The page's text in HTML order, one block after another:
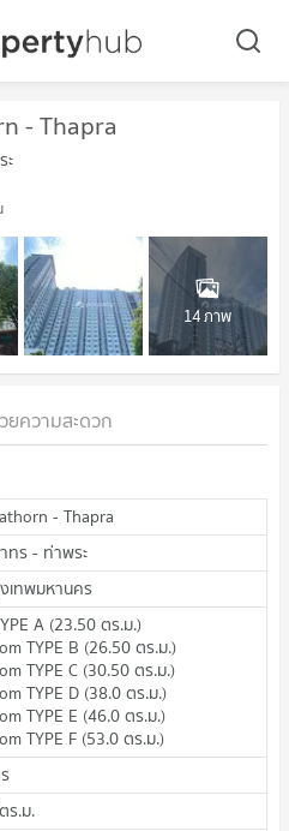
- Thapra
14 ภาพ
ยความสะดวก
- Thapra
ทร - ท่าพระ
เทพมหานคร
A (23.50ตร.ม.)
TYPE B (26.50ตร.ม.)
TYPE C (30.50ตร.ม.)
TYPE D (38.0ตร.ม.)
TYPE E (46.0ตร.ม.)
TYPE F (53.0ตร.ม.)
ร.ม.